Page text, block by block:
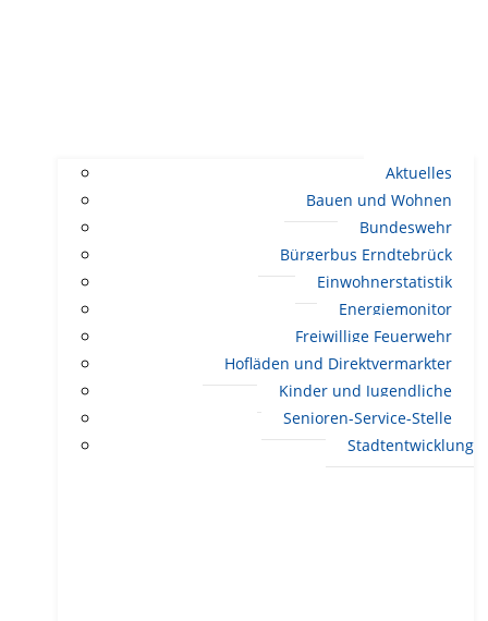
Aktuelles
Bauen und Wohnen
Bundeswehr
Bürgerbus Erndtebrück
Einwohnerstatistik
Energiemonitor
Freiwillige Feuerwehr
Hofläden und Direktvermarkter
Kinder und Jugendliche
Senioren-Service-Stelle
Stadtentwicklung